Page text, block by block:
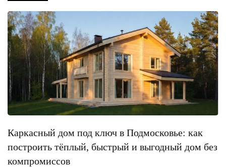
Каркасный дом под ключ в Подмосковье: как
построить тёплый, быстрый и выгодный дом без
компромиссов